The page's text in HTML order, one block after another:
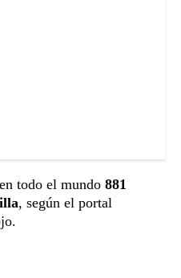
todo el mundo 881
, según el portal